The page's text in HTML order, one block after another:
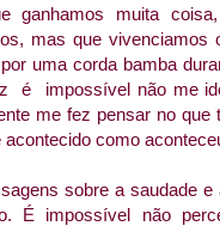
ganhamos muita
mas que vivenciamos
uma corda bamba
é impossível não me
me fez pensar no
acontecido como
sobre a saudade
É impossível não